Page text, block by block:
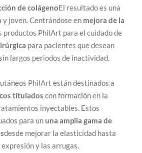
de colágenoEl resultado es una
joven. Centrándose en mejora de la
productos PhilArt para el cuidado de
para pacientes que desean
largos periodos de inactividad.
PhilArt están destinados a
titulados con formación en la
inyectables. Estos
para ununa amplia gama de
desde mejorar la elasticidad hasta
y las arrugas.